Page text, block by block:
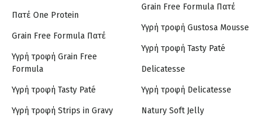
Πατέ One Protein
Grain Free Formula Πατέ
Υγρή τροφή Grain Free
Formula
Υγρή τροφή Tasty Paté
Υγρή τροφή Strips in Gravy
Grain Free Formula Πατέ
Υγρή τροφή Gustosa Mousse
Υγρή τροφή Tasty Paté
Delicatesse
Υγρή τροφή Delicatesse
Natury Soft Jelly